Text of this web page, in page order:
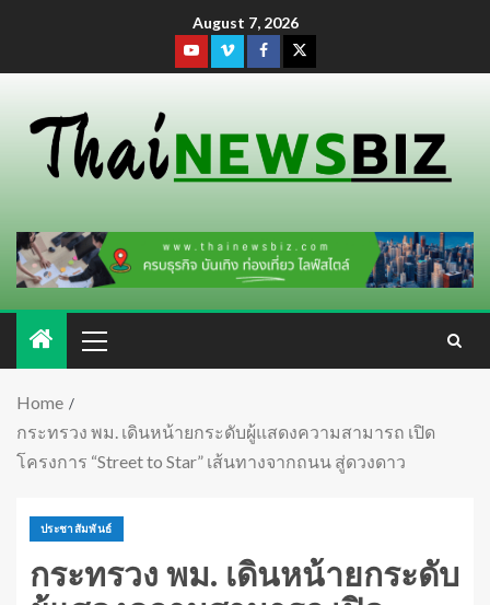
August 7, 2026
Home
กระทรวง พม. เดินหน้ายกระดับผู้แสดงความสามารถ เปิด
โครงการ “Street to Star” เส้นทางจากถนน สู่ดวงดาว
ประชาสัมพันธ์
กระทรวง พม. เดินหน้ายกระดับ